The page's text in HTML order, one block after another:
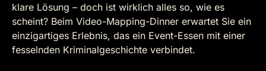
klare Lösung – doch ist wirklich alles so, wie es
scheint? Beim Video-Mapping-Dinner erwartet Sie ein
einzigartiges Erlebnis, das ein Event-Essen mit einer
fesselnden Kriminalgeschichte verbindet.